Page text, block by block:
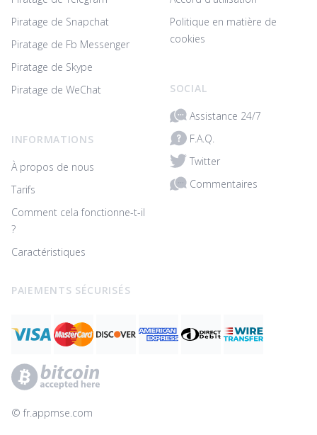
Piratage de Snapchat
Piratage de Fb Messenger
Piratage de Skype
Piratage de WeChat
INFORMATIONS
À propos de nous
Tarifs
Comment cela fonctionne-t-il
?
Caractéristiques
Politique en matière de
cookies
SOCIAL
Assistance 24/7
F.A.Q.
Twitter
Commentaires
PAIEMENTS SÉCURISÉS
© ‌fr.appmse.com